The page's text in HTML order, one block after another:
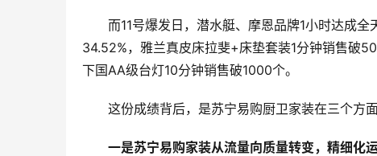
而11号爆发日，潜水艇、摩恩品牌1小时达成
34.52%，雅兰真皮床拉斐+床垫套装1分钟销售破
下国AA级台灯10分钟销售破1000个。
这份成绩背后，是苏宁易购厨卫家装在三个方
一是苏宁易购家装从流量向质量转变，精细化